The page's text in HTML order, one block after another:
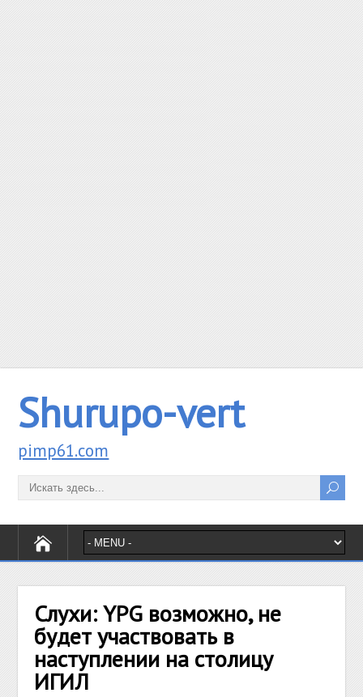
Shurupo-vert
pimp61.com
Слухи: YPG возможно, не
будет участвовать в
наступлении на столицу
ИГИЛ